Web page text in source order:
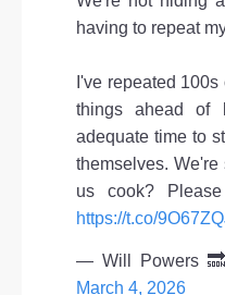
having to repeat
I've repeated
things ahead of
adequate time to
themselves.
us cook?
https://t.co/
— Will Powers 🔜
March 4, 2026